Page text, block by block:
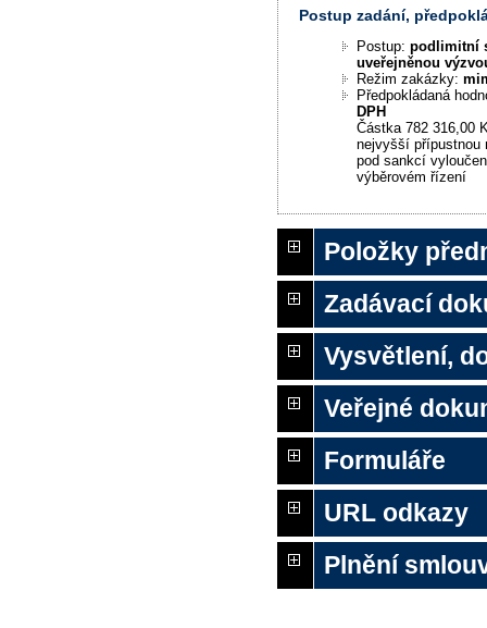
Postup zadání,
Postup:podlimitní
uveřejněnou
Režim zakázky:
Předpokládaná
DPH
Částka 782 316,00
nejvyšší přípustnou
pod sankcí
výběrovém řízení
Položky
Zadávací
Vysvětlení,
Veřejné
Formuláře
URL odkazy
Plnění